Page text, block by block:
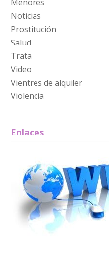
Menores
Noticias
Prostitución
Salud
Trata
Video
Vientres de alquiler
Violencia
Enlaces